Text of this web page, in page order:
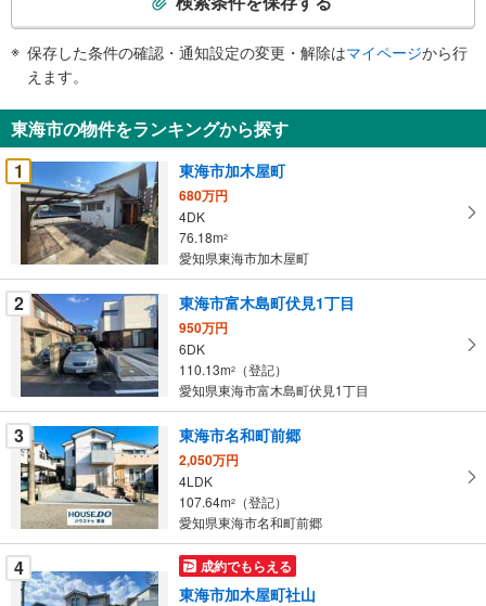
知
を
受
け
条
件
を
マ
イ
ペ
ー
ジ
に
保
存
す
る
保存した条件の確認・通知設定の変更・解除はマイページから行
えます。
東海市の物件をランキングから探す
1
東海市加木屋町
680万円
4DK
76.18m2
愛知県東海市加木屋町
2 東海市富木島町伏見1丁目
950万円
6DK
110.13m2
（登記）
愛知県東海市富木島町伏見1丁目
3 東海市名和町前郷
2,050万円
4LDK
107.64m2
（登記）
愛知県東海市名和町前郷
4 成約でもらえる
東海市加木屋町社山